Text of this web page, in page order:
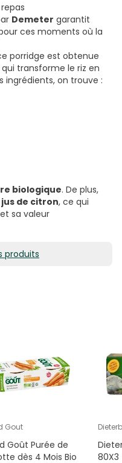
Demeter garantit
ces moments où la
porridge est obtenue
qui transforme le riz en
ingrédients, on trouve :
biologique. De plus,
jus de citron, ce qui
sa valeur
produits
Gout
Goût Purée de
dès 4 Mois Bio
80X3